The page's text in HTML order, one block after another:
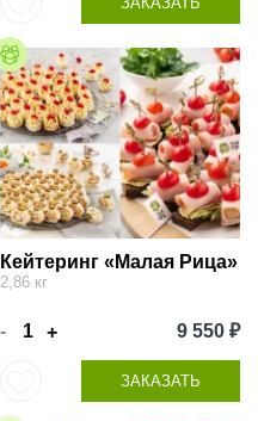
Кейтеринг «Малая Рица»
2,86 кг
- + 9 550 ₽
ЗАКАЗАТЬ